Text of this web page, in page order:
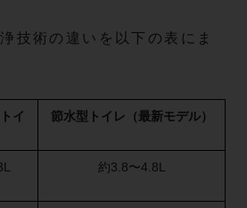
技術の違いを以下の表にま
イ
節水型トイレ（最新モデル）
約3.8〜4.8L